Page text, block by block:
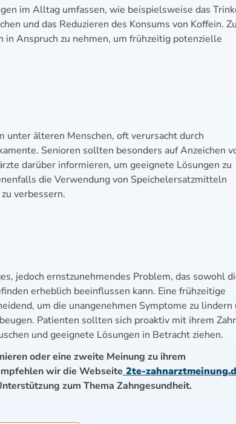
im Alltag umfassen, wie beispielsweise das
und das Reduzieren des Konsums von Koffein.
in Anspruch zu nehmen, um frühzeitig potenzielle
älteren Menschen, oft verursacht durch
Senioren sollten besonders auf Anzeichen
darüber informieren, um geeignete Lösungen zu
die Verwendung von Speichelersatzmitteln
verbessern.
jedoch ernstzunehmendes Problem, das sowohl
erheblich beeinflussen kann. Eine frühzeitige
um die unangenehmen Symptome zu lindern
Patienten sollten sich proaktiv mit ihrem
und geeignete Lösungen in Betracht ziehen.
oder eine zweite Meinung zu ihrem
wir die Webseite 2te-
zum Thema Zahngesundheit.